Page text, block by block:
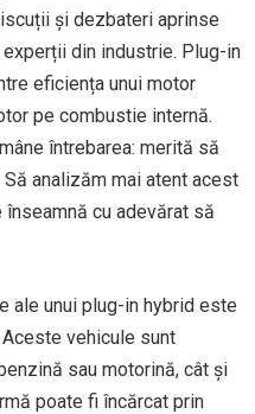
și dezbateri aprinse
din industrie. Plug-in
eficiența unui motor
pe combustie internă.
întrebarea: merită să
analizăm mai atent acest
cu adevărat să
ale unui plug-in hybrid este
vehicule sunt
sau motorină, cât și
poate fi încărcat prin